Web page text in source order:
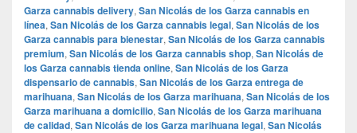
Garza cannabis delivery, San Nicolás de los Garza cannabis en
línea, San Nicolás de los Garza cannabis legal, San Nicolás de los
Garza cannabis para bienestar, San Nicolás de los Garza cannabis
premium, San Nicolás de los Garza cannabis shop, San Nicolás de
los Garza cannabis tienda online, San Nicolás de los Garza
dispensario de cannabis, San Nicolás de los Garza entrega de
marihuana, San Nicolás de los Garza marihuana, San Nicolás de los
Garza marihuana a domicilio, San Nicolás de los Garza marihuana
de calidad, San Nicolás de los Garza marihuana legal, San Nicolás